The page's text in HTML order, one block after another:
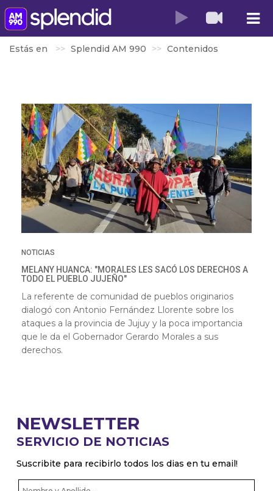
Estás en Splendid AM 990 Contenidos
NOTICIAS
MELANY HUANCA: "MORALES LES SACÓ LOS DERECHOS A
TODO EL PUEBLO JUJEÑO"
La referente de comunidad de pueblos originarios
dialogó con Antonio Fernández Llorente sobre los
ataques a la provincia de Jujuy y la poca importancia
que le da el Gobernador Gerardo Morales a sus
derechos.
NEWSLETTER
SERVICIO DE NOTICIAS
Suscribite para recibirlo todos los dias en tu email!